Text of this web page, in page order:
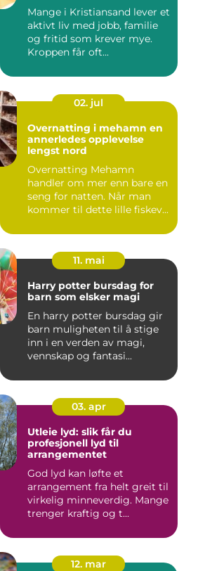
Mange i Kristiansand lever et
aktivt liv med jobb, familie
og fritid som krever mye.
Kroppen får oft...
02. jul
Overnatting i mehamn en
annerledes opplevelse
lengst nord
Overnatting Mehamn
handler om mer enn bare en
seng for natten. Når man
kommer til dette lille fiskev...
11. mai
Harry potter bursdag for
barn som elsker magi
En harry potter bursdag gir
barn muligheten til å stige
inn i en verden av magi,
vennskap og fantasi...
03. apr
Utleie lyd: slik får du
profesjonell lyd til
arrangementet
God lyd kan løfte et
arrangement fra helt greit til
virkelig minneverdig. Mange
trenger kraftig og t...
12. mar